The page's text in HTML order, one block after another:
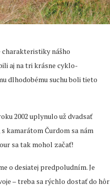
charakteristiky nášho
aj na tri krásne cyklo-
dlhodobému suchu boli tieto
2002 uplynulo už dvadsať
kamarátom Čurdom sa nám
sa tak mohol začať!
o desiatej predpoludním. Je
– treba sa rýchlo dostať do hôr